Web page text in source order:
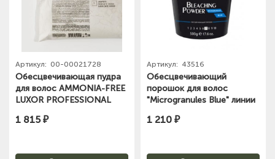
Артикул: 00-00021728
Обесцвечивающая пудра
для волос AMMONIA-FREE
LUXOR PROFESSIONAL
1 815 ₽
Артикул: 43516
Обесцвечивающий
порошок для волос
"Microgranules Blue" линии
1 210 ₽